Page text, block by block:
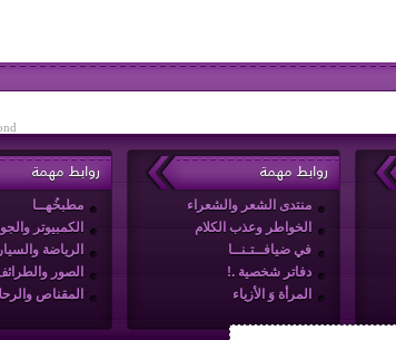
روابط مهمة
منتدى الشعر والشعراء
الخواطر وعذب الكلام
في ضيافــتـنــا
دفاتر شخصية .!
المرأة وَ الأزياء
روابط مهمة
مطبخُهــا
الكمبيوتر
الرياضة
الصور
المقناص